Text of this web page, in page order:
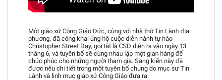
Một giáo xứ Công Giáo Đức, cùng với nhà thờ Tin Lành địa
phương, đã công khai ủng hộ cuộc diễn hành tự hào
Christopher Street Day, gọi tắt là CSD diễn ra vào ngày 13
tháng 6, và tuyên bố sẽ cùng nhau lập một gian hàng để
chúc phúc cho những người tham gia. Sáng kiến này đã
được nêu chi tiết trong một tuyên bố chung do mục sư Tin
Lành và linh mục giáo xứ Công Giáo đưa ra.